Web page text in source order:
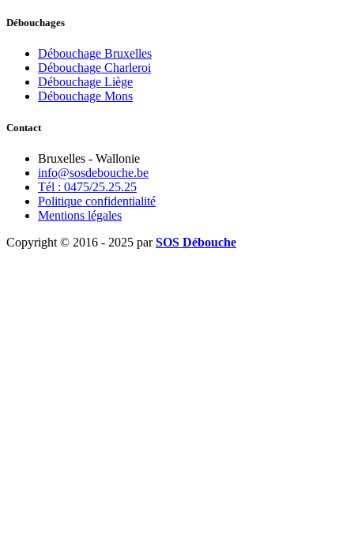
Débouchages
Débouchage Bruxelles
Débouchage Charleroi
Débouchage Liège
Débouchage Mons
Contact
Bruxelles - Wallonie
info@sosdebouche.be
Tél : 0475/25.25.25
Politique confidentialité
Mentions légales
Copyright © 2016 - 2025 parSOS Débouche